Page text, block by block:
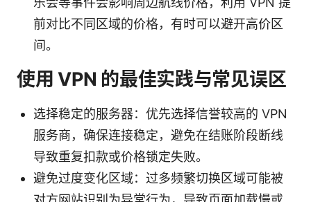
前对比不同区域的价格，有时可以避开高价区
间。
使用 VPN 的最佳实践与常见误区
选择稳定的服务器：优先选择信誉较高的 VPN
服务商，确保连接稳定，避免在结账阶段断线
导致重复扣款或价格锁定失败。
避免过度变化区域：过多频繁切换区域可能被